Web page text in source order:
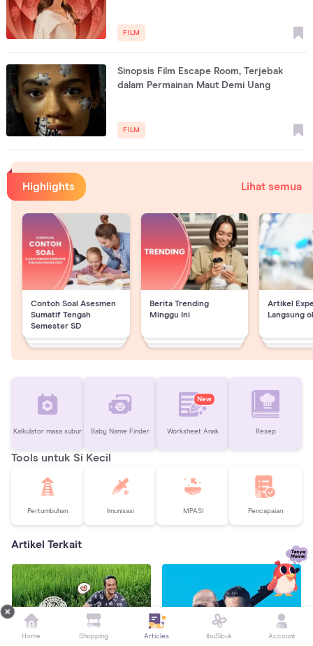
FILM
Sinopsis Film Escape Room, Terjebak
dalam Permainan Maut Demi Uang
FILM
Highlights Lihat semua
Contoh Soal Asesmen
Sumatif Tengah
Semester SD
Berita Trending
Minggu Ini
Artikel
Langsung
Kalkulator masa subur Baby Name Finder
New
Worksheet Anak Resep
Tools untuk Si Kecil
Pertumbuhan Imunisasi MPASI Pencapaian
Artikel Terkait
Home Shopping Articles IbuSibuk Account